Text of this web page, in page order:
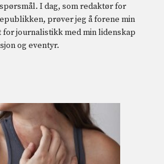
I dag, som redaktør for
prøver jeg å forene min
journalistikk med min lidenskap
og eventyr.